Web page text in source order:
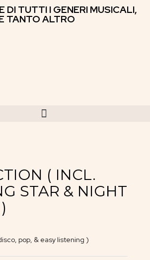
DI TUTTI I GENERI MUSICALI,
TANTO ALTRO
( INCL.
STAR & NIGHT
pop, & easy listening )